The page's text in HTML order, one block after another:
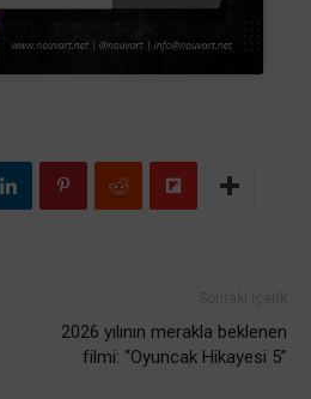
2026 yılının merakla beklenen
filmi: “Oyuncak Hikayesi 5”